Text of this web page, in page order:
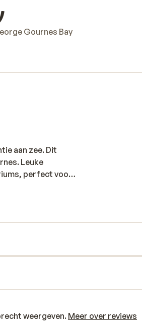
Gournes Bay
aan zee. Dit
Leuke
perfect voor
in het
voor je klaar met
nét dat
weergeven. Meer over reviews